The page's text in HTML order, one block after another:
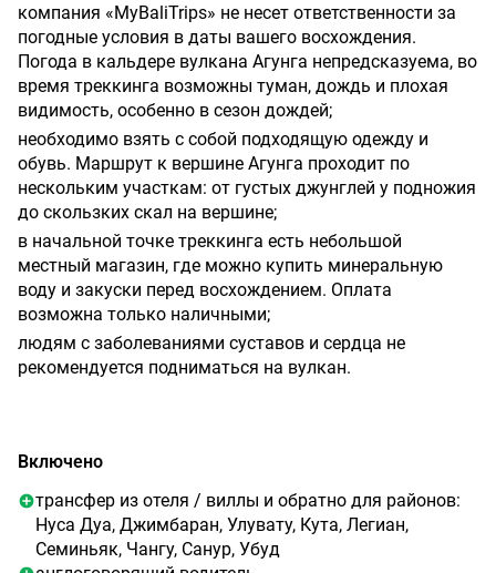
компания «MyBaliTrips» не несет ответственности за
погодные условия в даты вашего восхождения.
Погода в кальдере вулкана Агунга непредсказуема, во
время треккинга возможны туман, дождь и плохая
видимость, особенно в сезон дождей;
необходимо взять с собой подходящую одежду и
обувь. Маршрут к вершине Агунга проходит по
нескольким участкам: от густых джунглей у подножия
до скользких скал на вершине;
в начальной точке треккинга есть небольшой
местный магазин, где можно купить минеральную
воду и закуски перед восхождением. Оплата
возможна только наличными;
людям с заболеваниями суставов и сердца не
рекомендуется подниматься на вулкан.
Включено
трансфер из отеля / виллы и обратно для районов:
Нуса Дуа, Джимбаран, Улувату, Кута, Легиан,
Семиньяк, Чангу, Санур, Убуд